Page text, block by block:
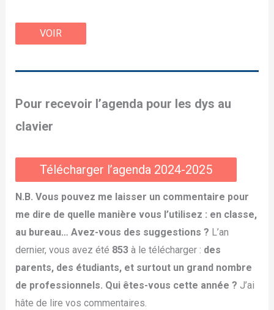
VOIR
Pour recevoir l’agenda pour les dys au
clavier
Télécharger l’agenda 2024-2025
N.B. Vous pouvez me laisser un commentaire pour
me dire de quelle manière vous l’utilisez : en classe,
au bureau… Avez-vous des suggestions ? L’an
dernier, vous avez été 853à le télécharger : des
parents, des étudiants, et surtout un grand nombre
de professionnels. Qui êtes-vous cette année ? J’ai
hâte de lire vos commentaires.